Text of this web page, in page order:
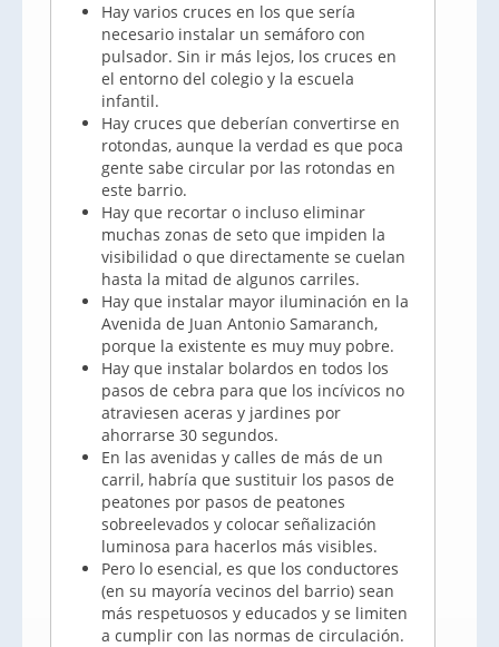
Hay varios cruces en los que sería
necesario instalar un semáforo con
pulsador. Sin ir más lejos, los cruces en
el entorno del colegio y la escuela
infantil.
Hay cruces que deberían convertirse en
rotondas, aunque la verdad es que poca
gente sabe circular por las rotondas en
este barrio.
Hay que recortar o incluso eliminar
muchas zonas de seto que impiden la
visibilidad o que directamente se cuelan
hasta la mitad de algunos carriles.
Hay que instalar mayor iluminación en la
Avenida de Juan Antonio Samaranch,
porque la existente es muy muy pobre.
Hay que instalar bolardos en todos los
pasos de cebra para que los incívicos no
atraviesen aceras y jardines por
ahorrarse 30 segundos.
En las avenidas y calles de más de un
carril, habría que sustituir los pasos de
peatones por pasos de peatones
sobreelevados y colocar señalización
luminosa para hacerlos más visibles.
Pero lo esencial, es que los conductores
(en su mayoría vecinos del barrio) sean
más respetuosos y educados y se limiten
a cumplir con las normas de circulación.